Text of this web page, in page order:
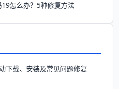
怎么办？5种修复方法
下载、安装及常见问题修复